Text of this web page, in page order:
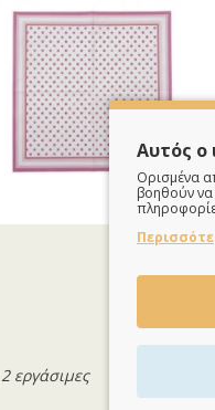
εργάσιμες
Αυτός ο
Ορισμένα
βοηθούν να